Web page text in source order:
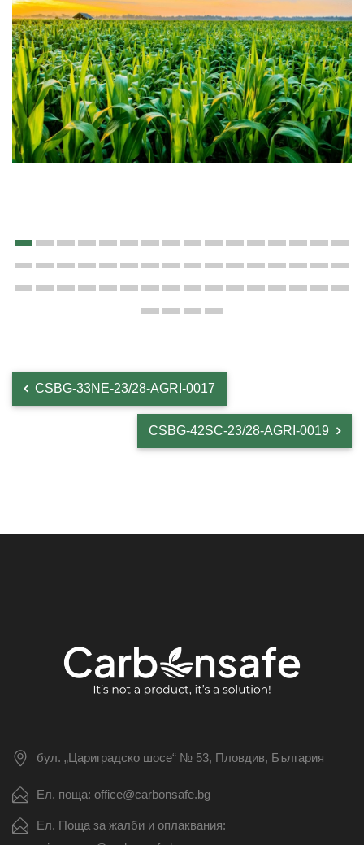
CSBG-33NЕ-23/28-AGRI-0017
CSBG-42SC-23/28-AGRI-0019
бул. „Цариградско шосе“ № 53, Пловдив, България
Ел. поща: office@carbonsafe.bg
Ел. Поща за жалби и оплаквания: